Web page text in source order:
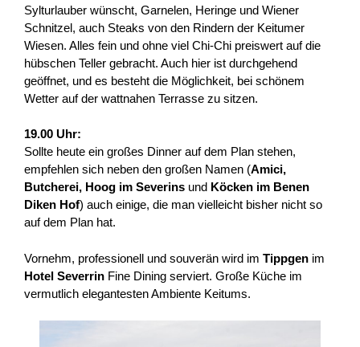
Sylturlauber wünscht, Garnelen, Heringe und Wiener
Schnitzel, auch Steaks von den Rindern der Keitumer
Wiesen. Alles fein und ohne viel Chi-Chi preiswert auf die
hübschen Teller gebracht. Auch hier ist durchgehend
geöffnet, und es besteht die Möglichkeit, bei schönem
Wetter auf der wattnahen Terrasse zu sitzen.
19.00 Uhr:
Sollte heute ein großes Dinner auf dem Plan stehen,
empfehlen sich neben den großen Namen (Amici,
Butcherei, Hoog im Severins und Köcken im Benen
Diken Hof) auch einige, die man vielleicht bisher nicht so
auf dem Plan hat.
Vornehm, professionell und souverän wird im Tippgen im
Hotel Severrin Fine Dining serviert. Große Küche im
vermutlich elegantesten Ambiente Keitums.